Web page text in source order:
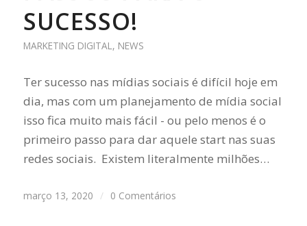
SUCESSO!
MARKETING DIGITAL , NEWS
Ter sucesso nas mídias sociais é difícil hoje em
dia, mas com um planejamento de mídia social
isso fica muito mais fácil - ou pelo menos é o
primeiro passo para dar aquele start nas suas
redes sociais. Existem literalmente milhões…
março 13, 2020 / 0 Comentários